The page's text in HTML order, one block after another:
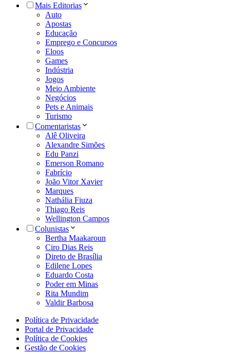
Mais Editorias
Auto
Apostas
Educação
Emprego e Concursos
Eloos
Games
Indústria
Jogos
Meio Ambiente
Negócios
Pets e Animais
Turismo
Comentaristas
Alê Oliveira
Alexandre Simões
Edu Panzi
Emerson Romano
Fabrício
João Vitor Xavier
Marques
Nathália Fiuza
Thiago Reis
Wellington Campos
Colunistas
Bertha Maakaroun
Ciro Dias Reis
Direto de Brasília
Edilene Lopes
Eduardo Costa
Poder em Minas
Rita Mundim
Valdir Barbosa
Política de Privacidade
Portal de Privacidade
Política de Cookies
Gestão de Cookies